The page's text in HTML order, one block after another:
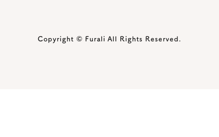
Copyright © Furali All Rights Reserved.